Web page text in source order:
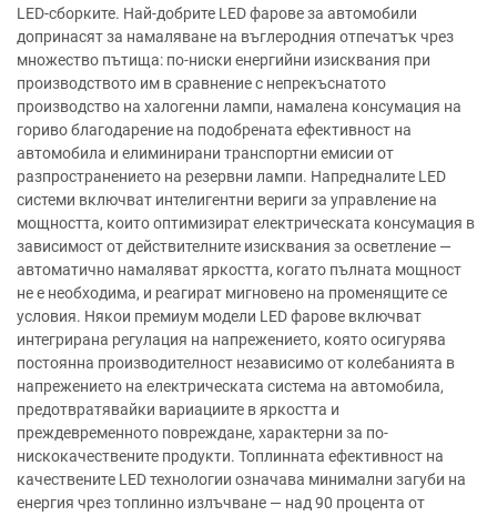
LED-сборките. Най-добрите LED фарове за автомобили
допринасят за намаляване на въглеродния отпечатък чрез
множество пътища: по-ниски енергийни изисквания при
производството им в сравнение с непрекъснатото
производство на халогенни лампи, намалена консумация на
гориво благодарение на подобрената ефективност на
автомобила и елиминирани транспортни емисии от
разпространението на резервни лампи. Напредналите LED
системи включват интелигентни вериги за управление на
мощността, които оптимизират електрическата консумация в
зависимост от действителните изисквания за осветление —
автоматично намаляват яркостта, когато пълната мощност
не е необходима, и реагират мигновено на променящите се
условия. Някои премиум модели LED фарове включват
интегрирана регулация на напрежението, която осигурява
постоянна производителност независимо от колебанията в
напрежението на електрическата система на автомобила,
предотвратявайки вариациите в яркостта и
преждевременното повреждане, характерни за по-
нискокачествените продукти. Топлинната ефективност на
качествените LED технологии означава минимални загуби на
енергия чрез топлинно излъчване — над 90 процента от